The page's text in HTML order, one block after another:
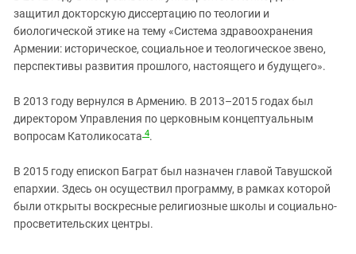
защитил докторскую диссертацию по теологии и
биологической этике на тему «Система здравоохранения
Армении: историческое, социальное и теологическое звено,
перспективы развития прошлого, настоящего и будущего».
В 2013 году вернулся в Армению. В 2013–2015 годах был
директором Управления по церковным концептуальным
вопросам Католикосата 4.
В 2015 году епископ Баграт был назначен главой Тавушской
епархии. Здесь он осуществил программу, в рамках которой
были открыты воскресные религиозные школы и социально-
просветительских центры.